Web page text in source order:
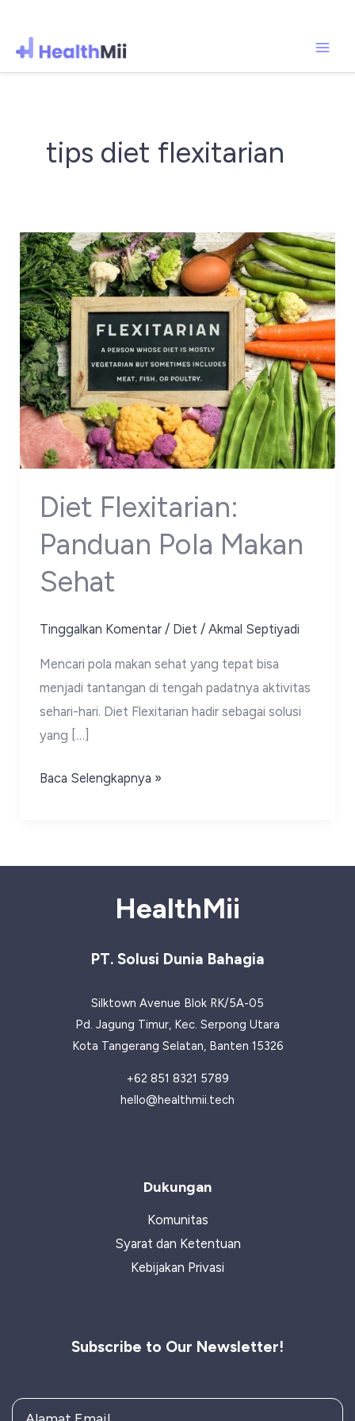
tips diet flexitarian
Diet Flexitarian:
Panduan Pola Makan
Sehat
Tinggalkan Komentar / Diet / Akmal Septiyadi
Mencari pola makan sehat yang tepat bisa
menjadi tantangan di tengah padatnya aktivitas
sehari-hari. Diet Flexitarian hadir sebagai solusi
yang […]
Diet
Baca Selengkapnya »
HealthMii
PT. Solusi Dunia Bahagia
Silktown Avenue Blok RK/5A-05
Pd. Jagung Timur, Kec. Serpong Utara
Kota Tangerang Selatan, Banten 15326
+62 851 8321 5789
hello@healthmii.tech
Dukungan
Komunitas
Syarat dan Ketentuan
Kebijakan Privasi
Subscribe to Our Newsletter!